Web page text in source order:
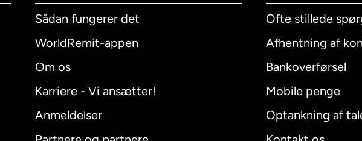
Sådan fungerer det
WorldRemit-appen
Om os
Karriere - Vi ansætter!
Anmeldelser
Ofte stillede
Afhentning af
Bankoverførsel
Mobile penge
Optankning af